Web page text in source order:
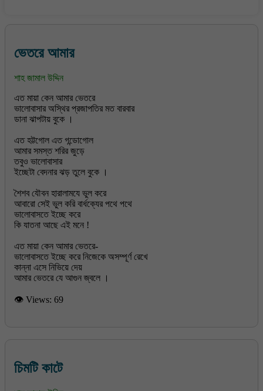
ভেতরে আমার
শাহ জামাল উদ্দিন
এত মায়া কেন আমার ভেতরে
ভালোবাসার অস্থির প্রজাপতির মত বারবার
ডানা ঝাপটায় বুকে ।
এত হট্টগোল এত গন্ডোগোল
আমার সমস্ত শরির জুড়ে
তবুও ভালোবাসার
ইচ্ছেটা বেদনার ঝড় তুলে বুকে ।
শৈশব যৌবন হারালামযে ভুল করে
আবারো সেই ভুল করি বার্ধক্যের পথে পথে
ভালোবাসতে ইচ্ছে করে
কি যাতনা আছে এই মনে !
এত মায়া কেন আমার ভেতরে-
ভালোবাসতে ইচ্ছে করে নিজেকে অসম্পূর্ণ রেখে
কান্না এসে নিভিয়ে দেয়
👁 Views: 69
চিমটি কাটে